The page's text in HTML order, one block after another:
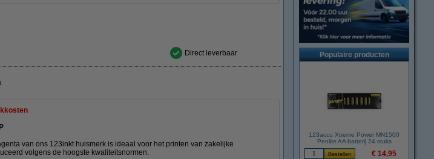
Direct leverbaar
van ons 123inkt huismerk is ideaal voor het printen van zakelijke
volgens de hoogste kwaliteitsnormen.
Populaire producten
123accu Xtreme Power MN1500
Penlite AA batterij 24 stuks
€ 14,95